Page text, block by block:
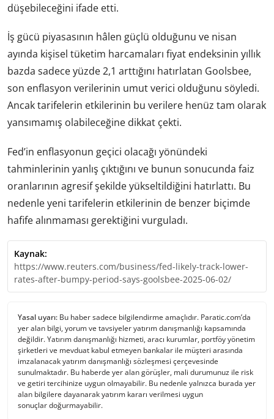
düşebileceğini ifade etti.
İş gücü piyasasının hâlen güçlü olduğunu ve nisan
ayında kişisel tüketim harcamaları fiyat endeksinin yıllık
bazda sadece yüzde 2,1 arttığını hatırlatan Goolsbee,
son enflasyon verilerinin umut verici olduğunu söyledi.
Ancak tarifelerin etkilerinin bu verilere henüz tam olarak
yansımamış olabileceğine dikkat çekti.
Fed’in enflasyonun geçici olacağı yönündeki
tahminlerinin yanlış çıktığını ve bunun sonucunda faiz
oranlarının agresif şekilde yükseltildiğini hatırlattı. Bu
nedenle yeni tarifelerin etkilerinin de benzer biçimde
hafife alınmaması gerektiğini vurguladı.
Kaynak:
https://www.reuters.com/business/fed-likely-track-lower-
rates-after-bumpy-period-says-goolsbee-2025-06-02/
Yasal uyarı: Bu haber sadece bilgilendirme amaçlıdır. Paratic.com’da
yer alan bilgi, yorum ve tavsiyeler yatırım danışmanlığı kapsamında
değildir. Yatırım danışmanlığı hizmeti, aracı kurumlar, portföy yönetim
şirketleri ve mevduat kabul etmeyen bankalar ile müşteri arasında
imzalanacak yatırım danışmanlığı sözleşmesi çerçevesinde
sunulmaktadır. Bu haberde yer alan görüşler, mali durumunuz ile risk
ve getiri tercihinize uygun olmayabilir. Bu nedenle yalnızca burada yer
alan bilgilere dayanarak yatırım kararı verilmesi uygun
sonuçlar doğurmayabilir.